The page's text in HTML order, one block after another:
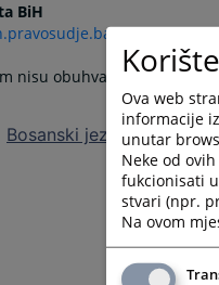
BiH
nisu obuhvaćene
Bosanski jezik
Ova web
informacije
unutar
Neke od
fukcionisati
stvari (npr.
Na ovom